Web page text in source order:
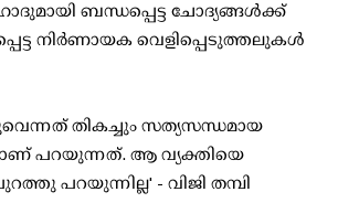
ബന്ധപ്പെട്ട ചോദ്യങ്ങള്‍ക്ക്
നിര്‍ണായക വെളിപ്പെടുത്തലുകള്‍
തികച്ചും സത്യസന്ധമായ
പറയുന്നത്. ആ വ്യക്തിയെ
പറയുന്നില്ല' - വിജി തമ്പി